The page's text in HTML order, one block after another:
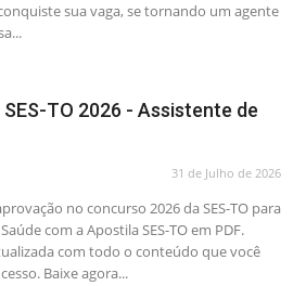
sua vaga, se tornando um agente
TO 2026 - Assistente de
31 de Julho de 2026
no concurso 2026 da SES-TO para
com a Apostila SES-TO em PDF.
com todo o conteúdo que você
Baixe agora...